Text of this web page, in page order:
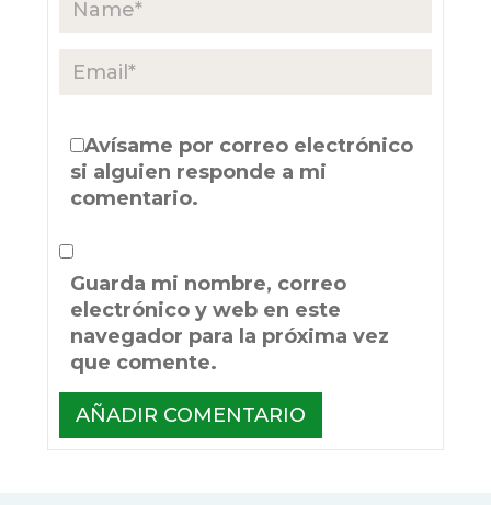
Avísame por correo electrónico
si alguien responde a mi
comentario.
Guarda mi nombre, correo
electrónico y web en este
navegador para la próxima vez
que comente.